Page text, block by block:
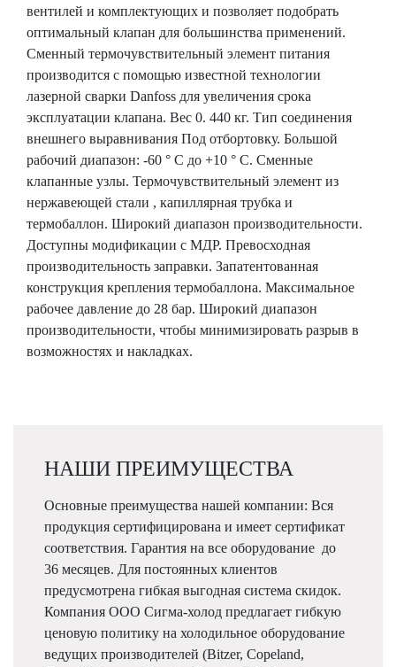
вентилей и комплектующих и позволяет подобрать
оптимальный клапан для большинства применений.
Сменный термочувствительный элемент питания
производится с помощью известной технологии
лазерной сварки Danfoss для увеличения срока
эксплуатации клапана. Вес 0. 440 кг. Тип соединения
внешнего выравнивания Под отбортовку. Большой
рабочий диапазон: -60 ° C до +10 ° C. Сменные
клапанные узлы. Термочувствительный элемент из
нержавеющей стали , капиллярная трубка и
термобаллон. Широкий диапазон производительности.
Доступны модификации с МДР. Превосходная
производительность заправки. Запатентованная
конструкция крепления термобаллона. Максимальное
рабочее давление до 28 бар. Широкий диапазон
производительности, чтобы минимизировать разрыв в
возможностях и накладках.
НАШИ ПРЕИМУЩЕСТВА
Основные преимущества нашей компании: Вся
продукция сертифицирована и имеет сертификат
соответствия. Гарантия на все оборудование до
36 месяцев. Для постоянных клиентов
предусмотрена гибкая выгодная система скидок.
Компания ООО Сигма-холод предлагает гибкую
ценовую политику на холодильное оборудование
ведущих производителей (Bitzer, Copeland,